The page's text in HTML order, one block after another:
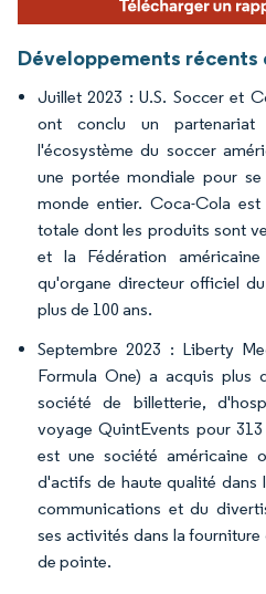
Développements récents
Juillet 2023 : U.S. Soccer et
ont conclu un
l'écosystème du soccer
une portée mondiale pour
monde entier. Coca-Cola
totale dont les produits sont
et la Fédération
qu'organe directeur officiel
plus de 100 ans.
Septembre 2023 : Liberty
Formula One) a acquis
société de billetterie,
voyage QuintEvents pour
est une société américaine
d'actifs de haute qualité dans
communications et du
ses activités dans la
de pointe.